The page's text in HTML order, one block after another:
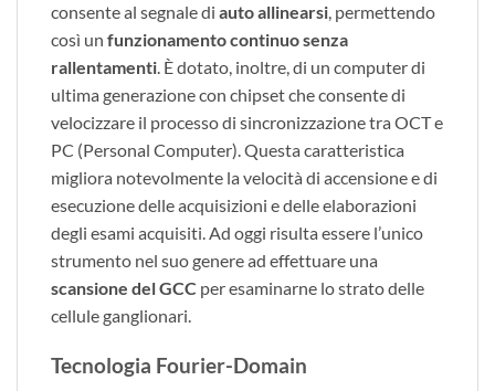
consente al segnale di auto allinearsi, permettendo
così un funzionamento continuosenza
rallentamenti. È dotato, inoltre, di un computer di
ultima generazione con chipset che consente di
velocizzare il processo di sincronizzazione tra OCT e
PC (Personal Computer). Questa caratteristica
migliora notevolmente la velocità di accensione e di
esecuzione delle acquisizioni e delle elaborazioni
degli esami acquisiti. Ad oggi risulta essere l’unico
strumento nel suo genere ad effettuare una
scansione del GCC per esaminarne lo strato delle
cellule ganglionari.
Tecnologia Fourier-Domain